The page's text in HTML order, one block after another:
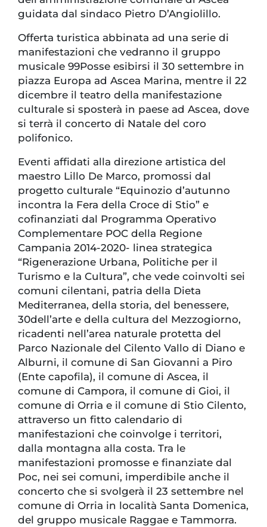
guidata dal sindaco Pietro D’Angiolillo.
Offerta turistica abbinata ad una serie di
manifestazioni che vedranno il gruppo
musicale 99Posse esibirsi il 30 settembre in
piazza Europa ad Ascea Marina, mentre il 22
dicembre il teatro della manifestazione
culturale si sposterà in paese ad Ascea, dove
si terrà il concerto di Natale del coro
polifonico.
Eventi affidati alla direzione artistica del
maestro Lillo De Marco, promossi dal
progetto culturale “Equinozio d’autunno
incontra la Fera della Croce di Stio” e
cofinanziati dal Programma Operativo
Complementare POC della Regione
Campania 2014-2020- linea strategica
“Rigenerazione Urbana, Politiche per il
Turismo e la Cultura”, che vede coinvolti sei
comuni cilentani, patria della Dieta
Mediterranea, della storia, del benessere,
30dell’arte e della cultura del Mezzogiorno,
ricadenti nell’area naturale protetta del
Parco Nazionale del Cilento Vallo di Diano e
Alburni, il comune di San Giovanni a Piro
(Ente capofila), il comune di Ascea, il
comune di Campora, il comune di Gioi, il
comune di Orria e il comune di Stio Cilento,
attraverso un fitto calendario di
manifestazioni che coinvolge i territori,
dalla montagna alla costa. Tra le
manifestazioni promosse e finanziate dal
Poc, nei sei comuni, imperdibile anche il
concerto che si svolgerà il 23 settembre nel
comune di Orria in località Santa Domenica,
del gruppo musicale Raggae e Tammorra.